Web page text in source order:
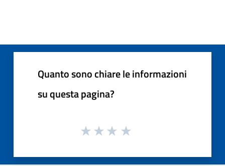
Quanto sono chiare le informazioni
su questa pagina?